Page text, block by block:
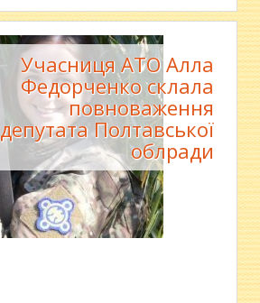
Учасниця АТО Алла
Федорченко склала
повноваження
депутата Полтавської
облради